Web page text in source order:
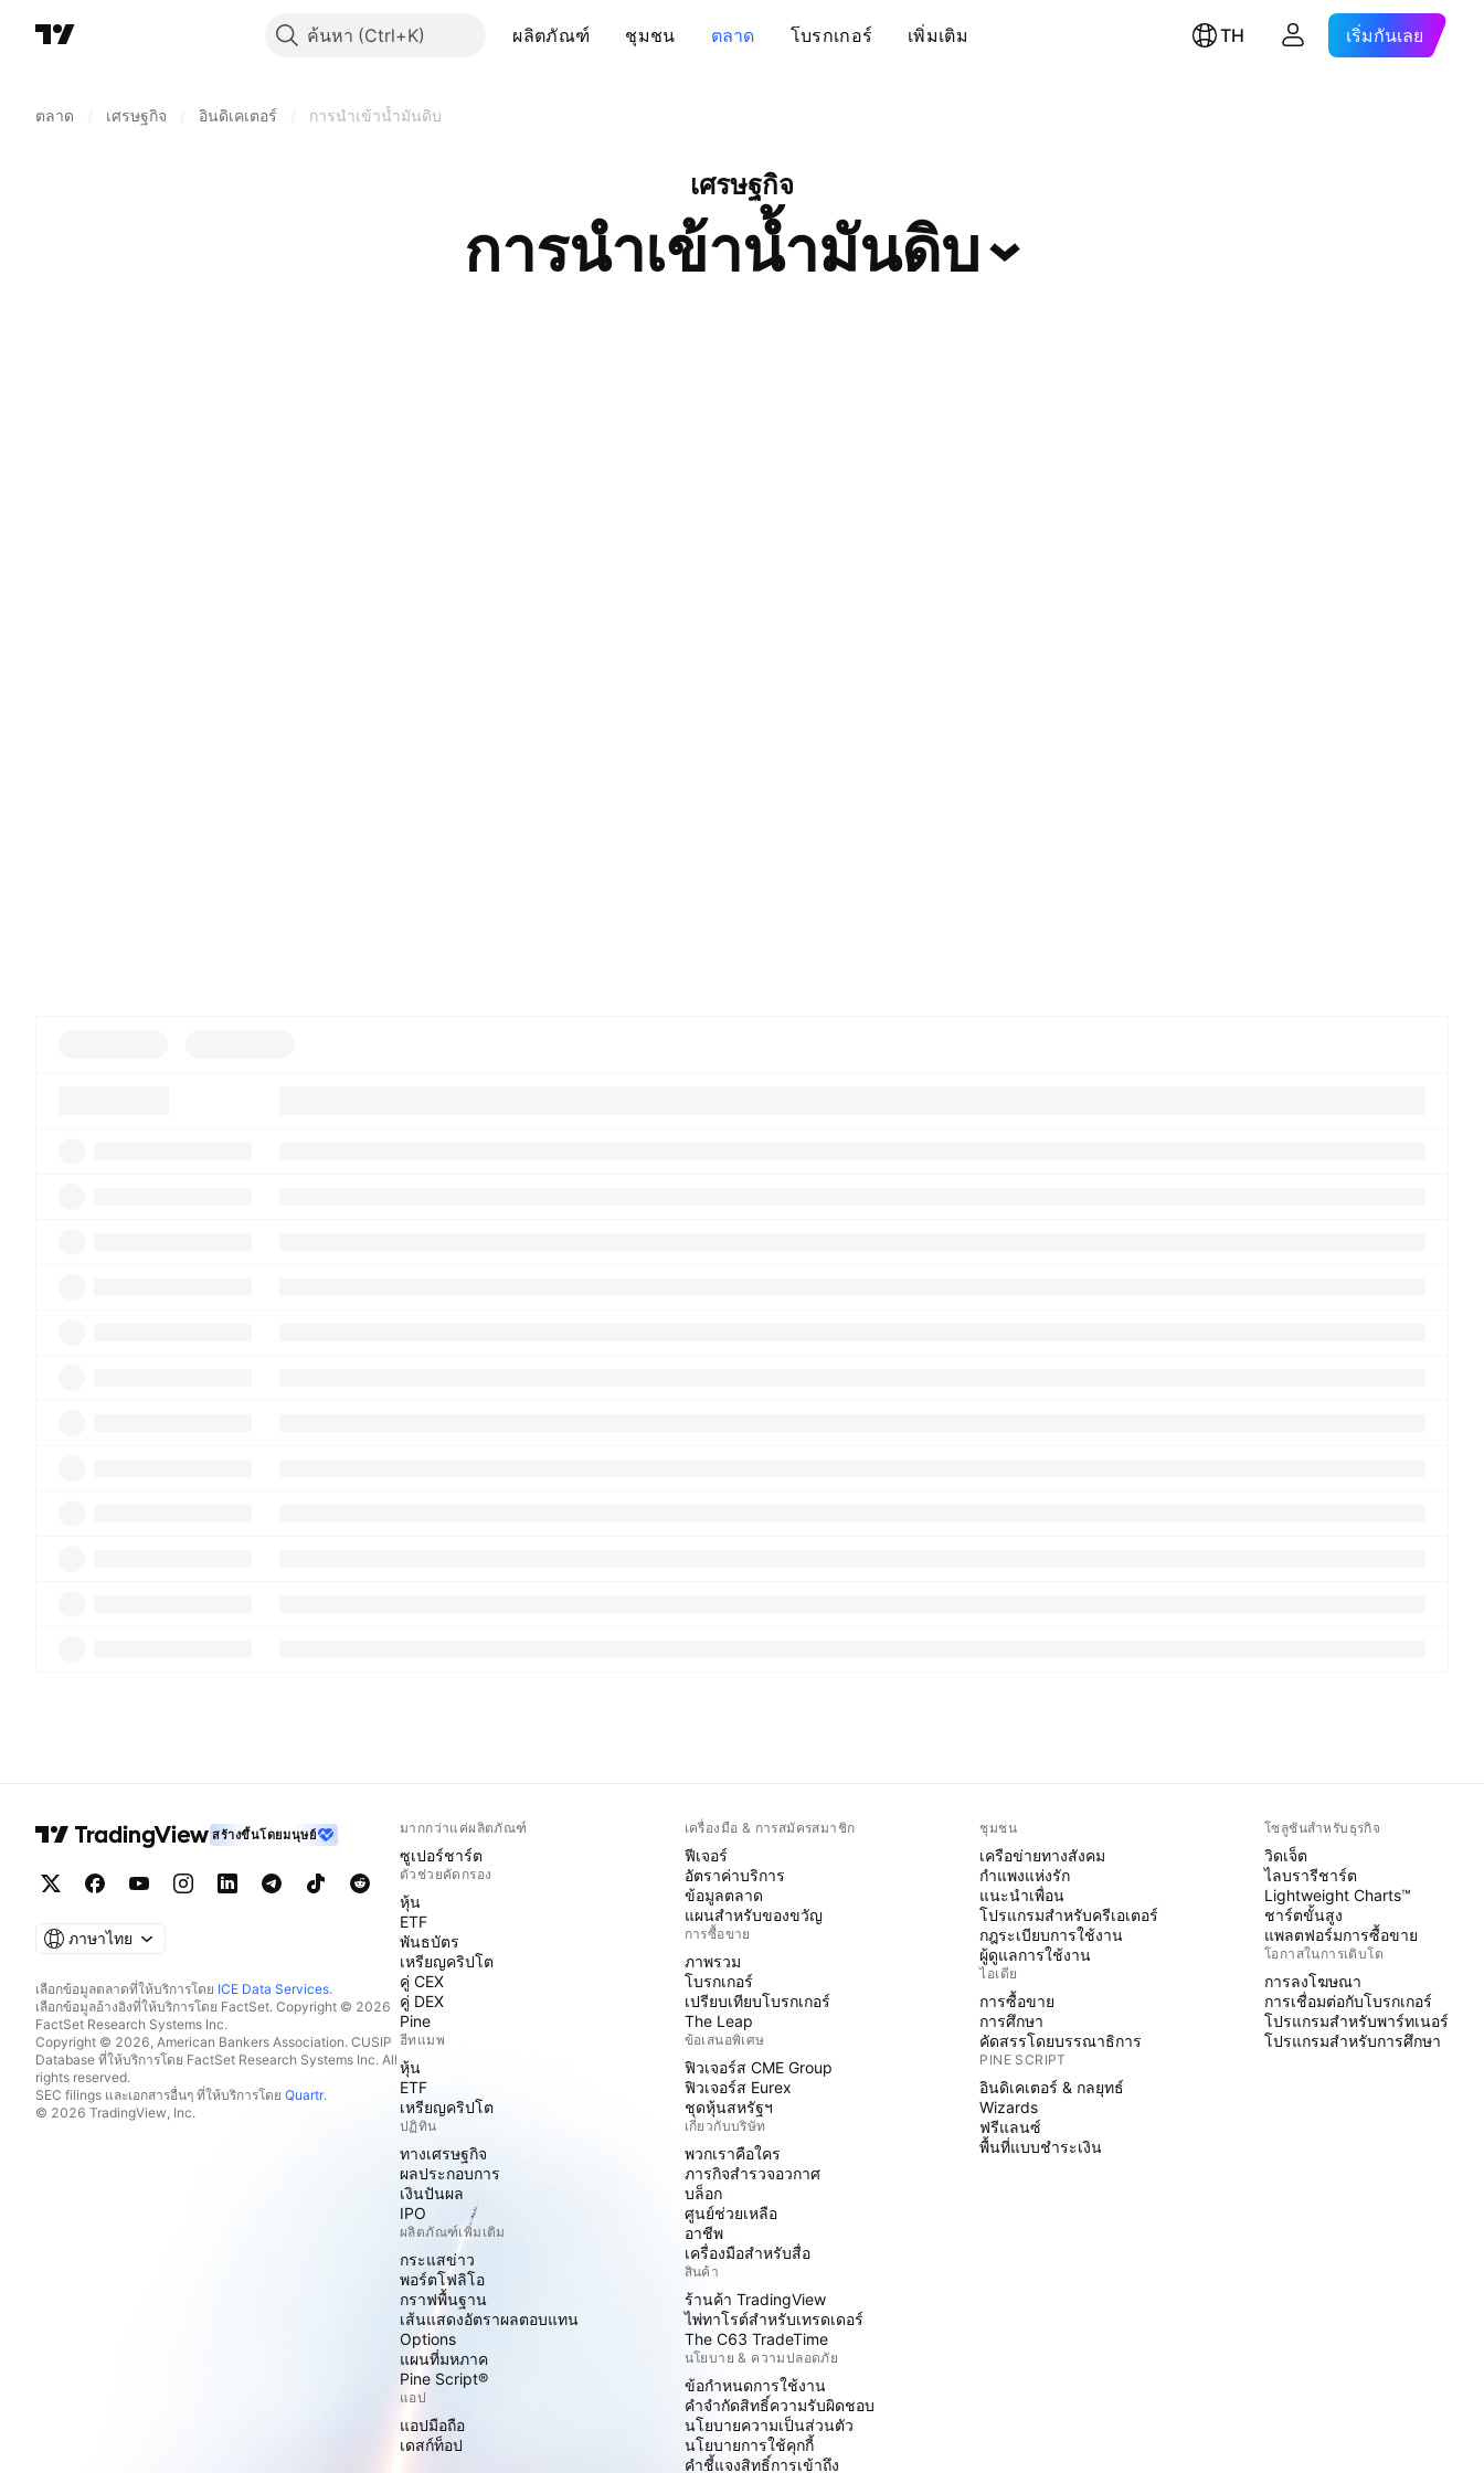
ค้นหา ผลิตภัณฑ์ ชุมชน ตลาด โบรกเกอร์ เพิ่มเติม TH เริ่มกันเลย
ตลาด เศรษฐกิจ อินดิเคเตอร์ การนำเข้าน้ำมันดิบ
เศรษฐกิจ
การนำเข้าน้ำมันดิบ
สร้างขึ้นโดยมนุษย์
ภาษาไทย
เลือกข้อมูลตลาดที่ให้บริการโดย ICE Data Services.
เลือกข้อมูลอ้างอิงที่ให้บริการโดย FactSet. Copyright © 2026
FactSet Research Systems Inc.
Copyright © 2026, American Bankers Association. CUSIP
Database ที่ให้บริการโดย FactSet Research Systems Inc. All
rights reserved.
SEC filings และเอกสารอื่นๆ ที่ให้บริการโดย Quartr.
© 2026 TradingView, Inc.
มากกว่าแค่ผลิตภัณฑ์
ซูเปอร์ชาร์ต
ตัวช่วยคัดกรอง
หุ้น
ETF
พันธบัตร
เหรียญคริปโต
คู่ CEX
คู่ DEX
Pine
ฮีทแมพ
หุ้น
ETF
เหรียญคริปโต
ปฏิทิน
ทางเศรษฐกิจ
ผลประกอบการ
เงินปันผล
IPO
ผลิตภัณฑ์เพิ่มเติม
กระแสข่าว
พอร์ตโฟลิโอ
กราฟพื้นฐาน
เส้นแสดงอัตราผลตอบแทน
Options
แผนที่มหภาค
Pine Script®
แอป
แอปมือถือ
เดสก์ท็อป
เครื่องมือ & การสมัครสมาชิก
ฟีเจอร์
อัตราค่าบริการ
ข้อมูลตลาด
แผนสำหรับของขวัญ
การซื้อขาย
ภาพรวม
โบรกเกอร์
เปรียบเทียบโบรกเกอร์
The Leap
ข้อเสนอพิเศษ
ฟิวเจอร์ส CME Group
ฟิวเจอร์ส Eurex
ชุดหุ้นสหรัฐฯ
เกี่ยวกับบริษัท
พวกเราคือใคร
ภารกิจสำรวจอวกาศ
บล็อก
ศูนย์ช่วยเหลือ
อาชีพ
เครื่องมือสำหรับสื่อ
สินค้า
ร้านค้า TradingView
ไพ่ทาโรต์สำหรับเทรดเดอร์
The C63 TradeTime
นโยบาย & ความปลอดภัย
ข้อกำหนดการใช้งาน
คำจำกัดสิทธิ์ความรับผิดชอบ
นโยบายความเป็นส่วนตัว
นโยบายการใช้คุกกี้
คำชี้แจงสิทธิ์การเข้าถึง
ชุมชน
เครือข่ายทางสังคม
กำแพงแห่งรัก
แนะนำเพื่อน
โปรแกรมสำหรับครีเอเตอร์
กฎระเบียบการใช้งาน
ผู้ดูแลการใช้งาน
ไอเดีย
การซื้อขาย
การศึกษา
คัดสรรโดยบรรณาธิการ
PINE SCRIPT
อินดิเคเตอร์ & กลยุทธ์
Wizards
ฟรีแลนซ์
พื้นที่แบบชำระเงิน
โซลูชันสำหรับธุรกิจ
วิดเจ็ต
ไลบรารีชาร์ต
Lightweight Charts™
ชาร์ตขั้นสูง
แพลตฟอร์มการซื้อขาย
โอกาสในการเติบโต
การลงโฆษณา
การเชื่อมต่อกับโบรกเกอร์
โปรแกรมสำหรับพาร์ทเนอร์
โปรแกรมสำหรับการศึกษา